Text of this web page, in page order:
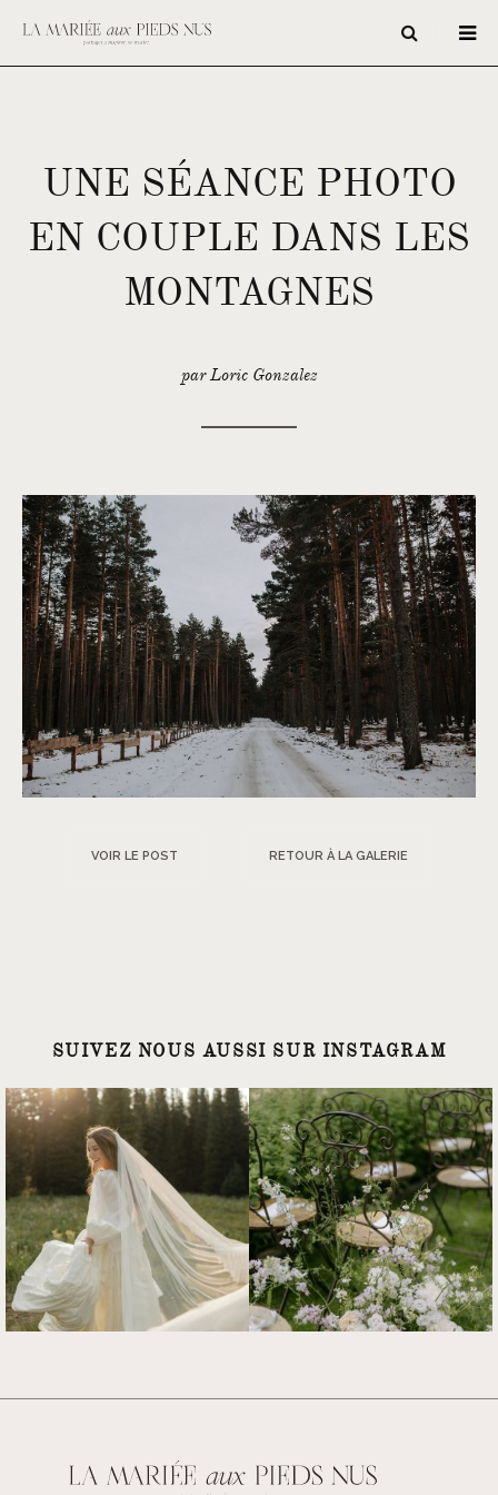
UNE SÉANCE PHOTO
EN COUPLE DANS LES
MONTAGNES
par Loric Gonzalez
VOIR LE POST RETOUR À LA GALERIE
SUIVEZ NOUS AUSSI SUR INSTAGRAM